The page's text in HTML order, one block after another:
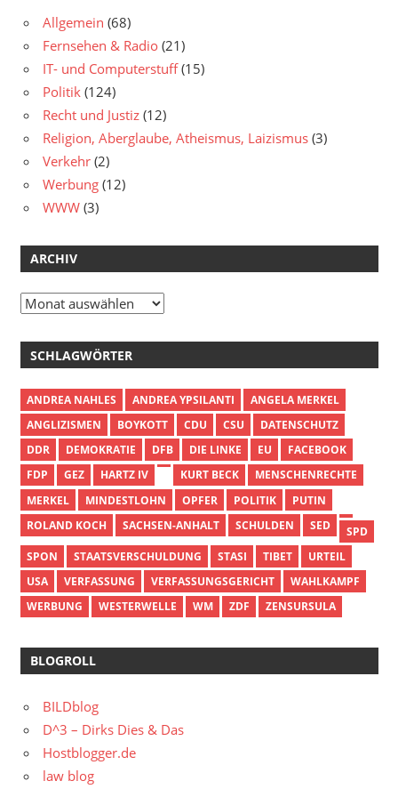
Allgemein (68)
Fernsehen & Radio (21)
IT- und Computerstuff(15)
Politik (124)
Recht und Justiz (12)
Religion, Aberglaube, Atheismus, Laizismus (3)
Verkehr (2)
Werbung (12)
WWW (3)
ARCHIV
Archiv
SCHLAGWÖRTER
ANDREA NAHLES ANDREA YPSILANTI
ANGELA MERKEL
ANGLIZISMEN
BOYKOTT CDU CSU
DATENSCHUTZ
DDR
DEMOKRATIE DFB DIE LINKE EU
FACEBOOK
FDP
GEZ HARTZ IV KURT BECK
MENSCHENRECHTE
MERKEL
MINDESTLOHN OPFER POLITIK
PUTIN
ROLAND KOCH
SACHSEN-ANHALT SCHULDEN SED
SPD
SPON
STAATSVERSCHULDUNG STASI TIBET
URTEIL
USA
VERFASSUNG VERFASSUNGSGERICHT
WAHLKAMPF
WERBUNG
WESTERWELLE WM ZDF ZENSURSULA
BLOGROLL
BILDblog
D^3 – Dirks Dies & Das
Hostblogger.de
law blog